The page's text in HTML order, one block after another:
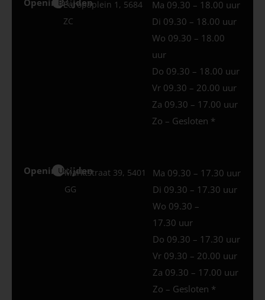
Best
Europaplein 1, 5684
ZC
Ma 09.30 – 18.00 uur
Di 09.30 – 18.00 uur
Wo 09.30 – 18.00
uur
Do 09.30 – 18.00 uur
Vr 09.30 – 20.00 uur
Za 09.30 – 17.00 uur
Zo – Gesloten *
Openingstijden
Uden
Marktstraat 39, 5401
GG
Ma 09.30 – 17.30 uur
Di 09.30 – 17.30 uur
Wo 09.30 –
17.30 uur
Do 09.30 – 17.30 uur
Vr 09.30 – 20.00 uur
Za 09.30 – 17.00 uur
Zo – Gesloten *